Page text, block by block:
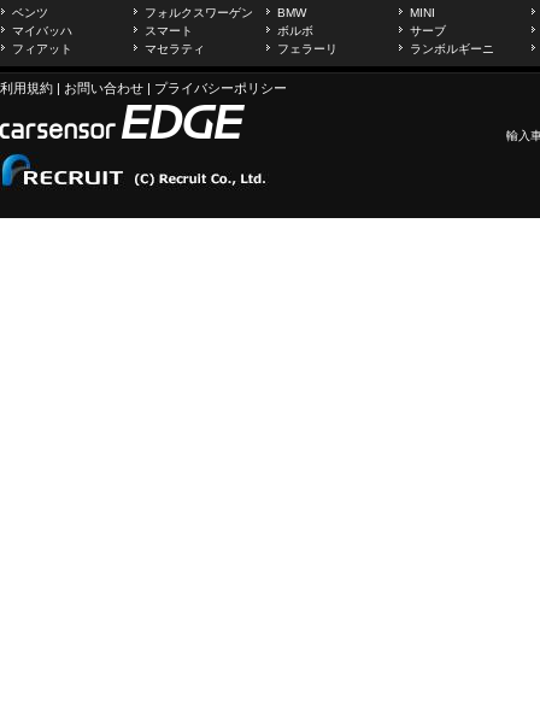
ベンツ フォルクスワーゲン BMW
MINI
マイバッハ
スマート ボルボ
サーブ
フィアット
マセラティ フェラーリ ランボルギーニ
利用規約 | お問い合わせ | プライバシーポリシー
輸入